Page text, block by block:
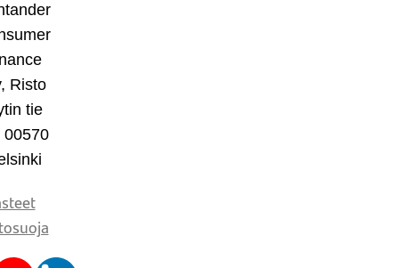
Risto
tie
00570